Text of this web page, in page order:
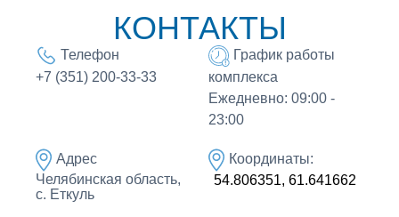
КОНТАКТЫ
Телефон
+7 (351) 200-33-33
График работы
комплекса
Ежедневно: 09:00 -
23:00
Адрес
Челябинская область,
с. Еткуль
Координаты:
54.806351, 61.641662